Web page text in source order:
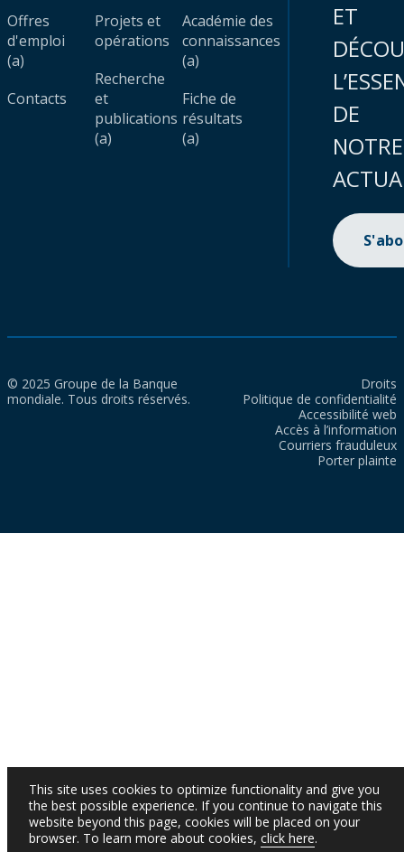
Offres
d'emploi
(a)
Contacts
Projets et
opérations
Recherche
et
publications
(a)
Académie des
connaissances
(a)
Fiche de
résultats
(a)
ET
DE
NOTRE
© 2025 Groupe de la Banque
mondiale. Tous droits réservés.
Droits
Politique de confidentialité
Accessibilité web
Accès à l’information
Courriers frauduleux
Porter plainte
This site uses cookies to optimize functionality and give you
the best possible experience. If you continue to navigate this
website beyond this page, cookies will be placed on your
browser. To learn more about cookies, click here.